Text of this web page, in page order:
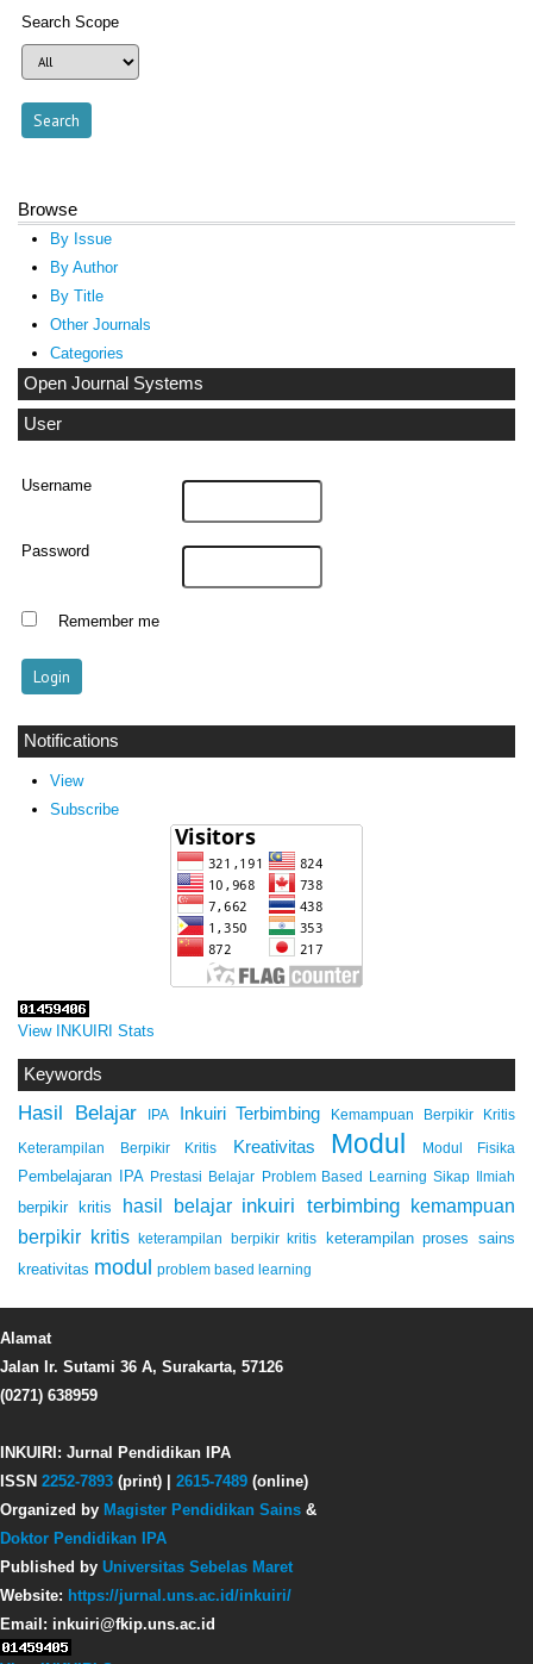
Search Scope
Browse
By Issue
By Author
By Title
Other Journals
Categories
Open Journal Systems
User
Username
Password
Remember me
Notifications
View
Subscribe
View INKUIRI Stats
Keywords
Hasil Belajar IPA Inkuiri Terbimbing Kemampuan Berpikir Kritis
Keterampilan Berpikir Kritis Kreativitas Modul Modul Fisika
Pembelajaran IPA Prestasi Belajar Problem Based Learning Sikap Ilmiah
berpikir kritis hasil belajar inkuiri terbimbing kemampuan
berpikir kritis
keterampilan berpikir kritis
keterampilan proses sains
kreativitas modul problem based learning
Alamat
Jalan Ir. Sutami 36 A, Surakarta, 57126
(0271) 638959
INKUIRI: Jurnal Pendidikan IPA
ISSN 2252-7893 (print) | 2615-7489 (online)
Organized by Magister Pendidikan Sains &
Doktor Pendidikan IPA
Published by Universitas Sebelas Maret
Website: https://jurnal.uns.ac.id/inkuiri/
Email: inkuiri@fkip.uns.ac.id